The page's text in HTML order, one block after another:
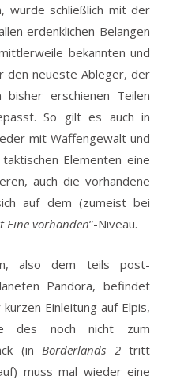
wurde schließlich mit der
erdenklichen Belangen
bekannten und
den neueste Ableger, der
erschienen Teilen
So gilt es auch in
mit Waffengewalt und
Elementen eine
auch die vorhandene
auf dem (zumeist bei
Eine vorhanden”-Niveau.
also dem teils post-
Pandora, befindet
Einleitung auf Elpis,
des noch nicht zum
(in Borderlands 2tritt
muss mal wieder eine